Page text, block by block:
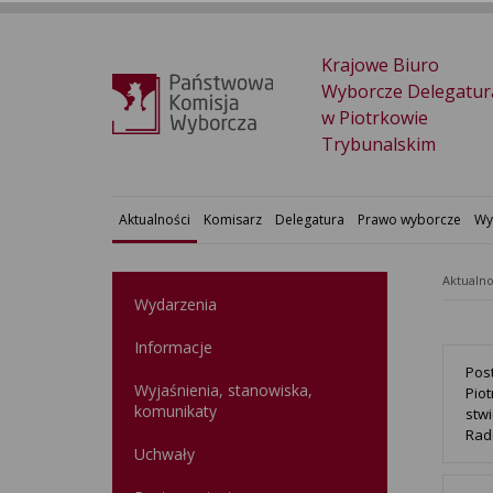
Krajowe Biuro
Wyborcze
w Piotrkowie
Trybunalskim
Aktualności Komisarz Delegatura Prawo wyborcze
Wydarzenia
Informacje
Wyjaśnienia, stanowiska,
komunikaty
Uchwały